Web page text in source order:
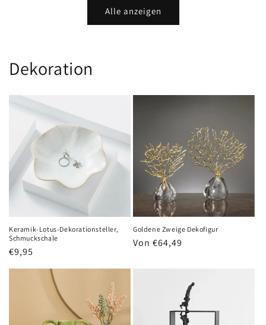
Alle anzeigen
Dekoration
Keramik-Lotus-Dekorationsteller,
Schmuckschale
Normaler
€9,95
Goldene Zweige Dekofigur
Normaler
Von €64,49